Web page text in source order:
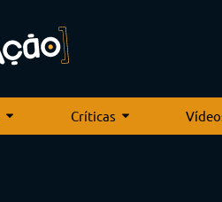
Críticas